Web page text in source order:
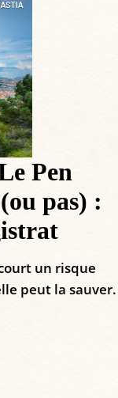
Pen
pas) :
un risque
peut la sauver.